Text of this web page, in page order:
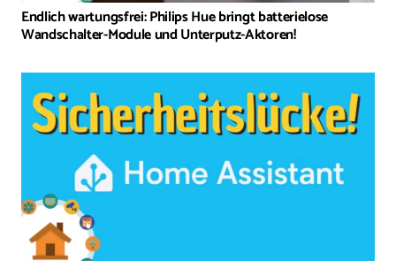
Endlich wartungsfrei: Philips Hue bringt batterielose
Wandschalter-Module und Unterputz-Aktoren!